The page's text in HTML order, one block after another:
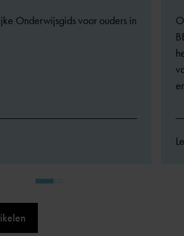
Onderwijsgids voor ouders in